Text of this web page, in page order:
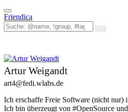
Toggle
navigation
Friendica
Artur Weigandt
art4@fedi.wlabs.de
Ich erschaffe Freie Software (nicht nur)
Ich bin überzeugt von #OpenSource